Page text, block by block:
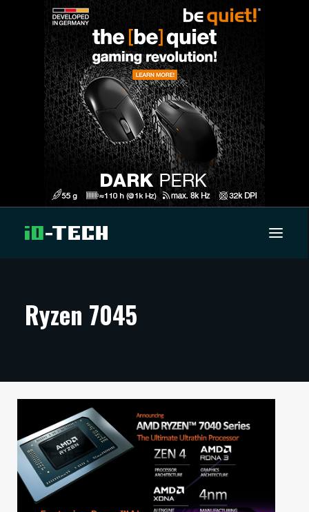
ARTIKKELIT
TECHBBS
HINTA.FI
KAUPPA
VAIHDA TEEMA
Ryzen 7045